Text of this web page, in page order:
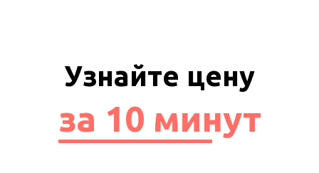
Узнайте цену
за 10 минут